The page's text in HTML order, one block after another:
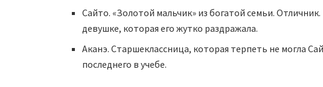
Сайто. «Золотой мальчик» из богатой семьи.
девушке, которая его жутко раздражала.
Аканэ. Старшеклассница, которая терпеть не могла
последнего в учебе.